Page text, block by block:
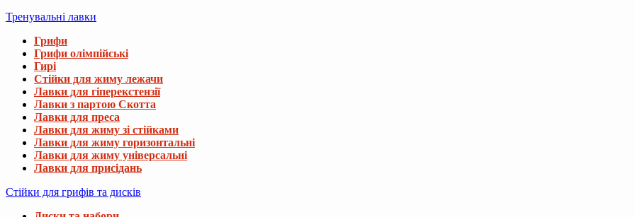
Тренувальні лавки
Грифи
Грифи олімпійські
Гирі
Стійки для жиму лежачи
Лавки для гіперекстензії
Лавки з партою Скотта
Лавки для преса
Лавки для жиму зі стійками
Лавки для жиму горизонтальні
Лавки для жиму універсальні
Лавки для присідань
Стійки для грифів та дисків